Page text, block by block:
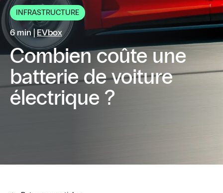
INFRASTRUCTURE
6 min | EVbox
Combien coûte une
batterie de voiture
électrique ?